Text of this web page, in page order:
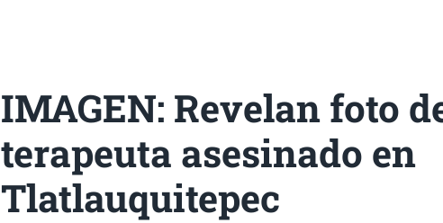
IMAGEN: Revelan foto
terapeuta asesinado en
Tlatlauquitepec